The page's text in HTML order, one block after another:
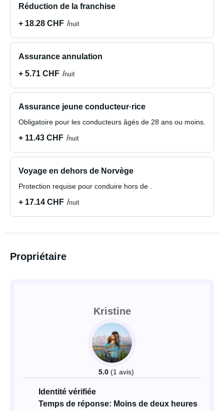
Réduction de la franchise
+ 18.28 CHF
nuit
Assurance annulation
+ 5.71 CHF
nuit
Assurance jeune conducteur·rice
Obligatoire pour les conducteurs âgés de 28 ans ou moins.
+ 11.43 CHF nuit
Voyage en dehors de Norvège
Protection requise pour conduire hors de .
+ 17.14 CHF nuit
Propriétaire
Kristine
5.0 (1 avis)
Identité vérifiée
Temps de réponse: Moins de deux heures